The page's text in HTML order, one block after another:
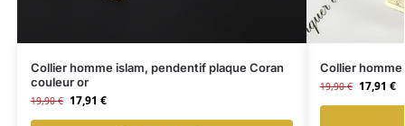
Collier homme islam, pendentif plaque Coran
couleur or
19,90€ 17,91 €
Collier
19,90€ 17,91 €